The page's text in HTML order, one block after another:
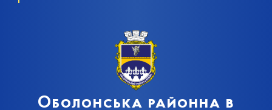
Оболонська районна в